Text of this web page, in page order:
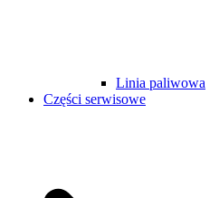
Linia paliwowa
Części serwisowe